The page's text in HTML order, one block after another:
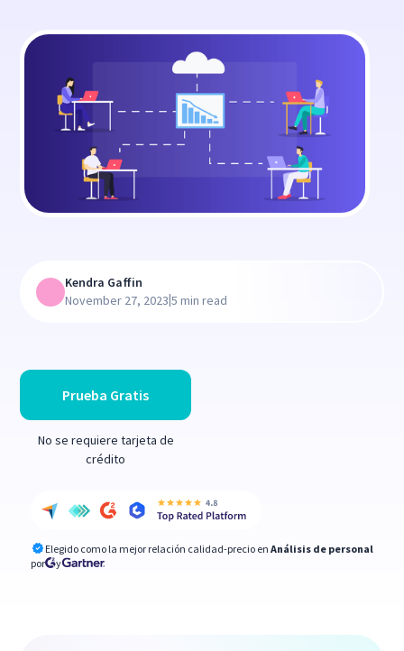
Prueba Gratis
No se requiere tarjeta de
crédito
Elegido como la mejor relación calidad-precio en Análisis de personal
por
y
Kendra Gaffin
November 27, 2023|5 min read